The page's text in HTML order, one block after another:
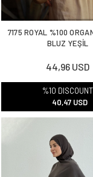
7175 ROYAL %100
BLUZ YEŞİL
44,96 USD
%10 DISCOUNT
40,47 USD